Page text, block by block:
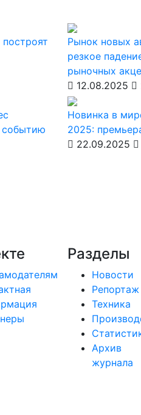
Рынок новых
резкое
рыночных
12.08.2025
событию
Новинка в
2025:
22.09.2025
Разделы
Новости
Репортаж
Техника
Архив
журнала